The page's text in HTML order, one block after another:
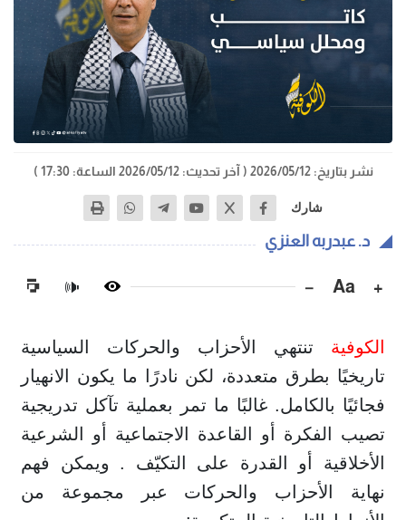
نشر بتاريخ: 2026/05/12 ( آخر تحديث: 2026/05/12 الساعة: 17:30 )
شارك
د. عبدربه العنزي
+
Aa
−
🔊
الكوفية تنتهي الأحزاب والحركات السياسية
تاريخيًا بطرق متعددة، لكن نادرًا ما يكون الانهيار
فجائيًا بالكامل. غالبًا ما تمر بعملية تآكل تدريجية
تصيب الفكرة أو القاعدة الاجتماعية أو الشرعية
الأخلاقية أو القدرة على التكيّف . ويمكن فهم
نهاية الأحزاب والحركات عبر مجموعة من